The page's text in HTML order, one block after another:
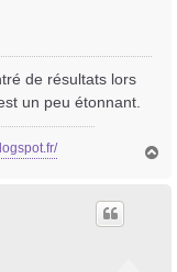
de résultats lors
un peu étonnant.